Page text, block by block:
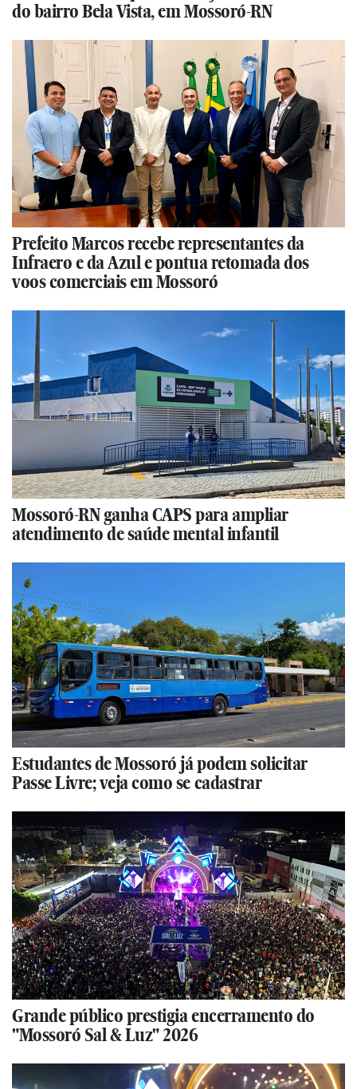
do bairro Bela Vista, em Mossoró-RN
Prefeito Marcos recebe representantes da
Infraero e da Azul e pontua retomada dos
voos comerciais em Mossoró
Mossoró-RN ganha CAPS para ampliar
atendimento de saúde mental infantil
Estudantes de Mossoró já podem solicitar
Passe Livre; veja como se cadastrar
Grande público prestigia encerramento do
"Mossoró Sal & Luz" 2026